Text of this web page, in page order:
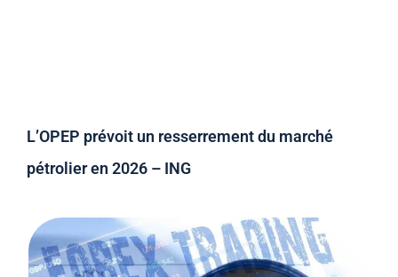
L’OPEP prévoit un resserrement du marché
pétrolier en 2026 – ING